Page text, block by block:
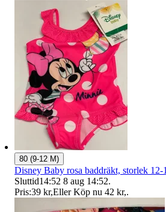
80 (9-12 M)
Disney Baby rosa baddräkt, storlek 12-
Sluttid14:52 8 aug 14:52.
Pris:39 kr,Eller Köp nu 42 kr,.